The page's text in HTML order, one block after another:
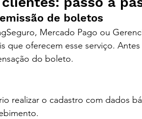
de boletos
Mercado Pago ou
que oferecem esse serviço.
do boleto.
realizar o cadastro com dados